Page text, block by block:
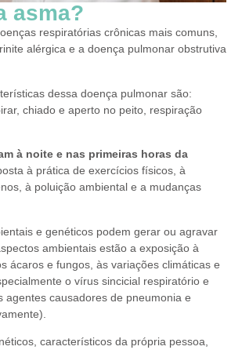
asma?
respiratórias crônicas mais comuns,
alérgica e a doença pulmonar obstrutiva
dessa doença pulmonar são:
chiado e aperto no peito, respiração
à noite e nas primeiras horas da
à prática de exercícios físicos, à
à poluição ambiental e a mudanças
e genéticos podem gerar ou agravar
ambientais estão a exposição à
ácaros e fungos, às variações climáticas e
o vírus sincicial respiratório e
agentes causadores de pneumonia e
característicos da própria pessoa,